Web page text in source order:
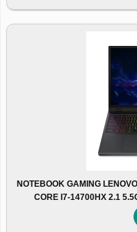
NOTEBOOK GAMING
CORE I7-14700HX 2.1